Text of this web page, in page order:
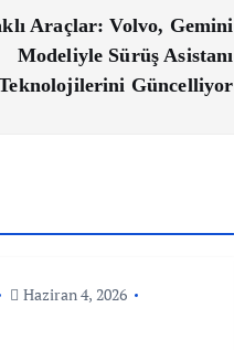
Araçlar: Volvo, Gemini
Modeliyle Sürüş Asistanı
Güncelliyor
Haziran 4, 2026